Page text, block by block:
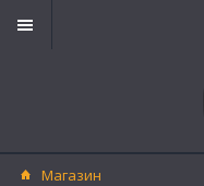
Магазин